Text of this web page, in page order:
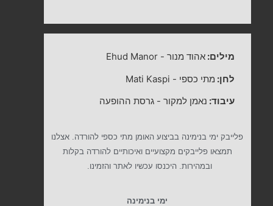
מילים:אהוד מנור -
Ehud Manor
לחן: מתי כספי -
Mati Kaspi
עיבוד: נאמן למקור - גרסת ההופעה
פלייבק ימי בנימינה בביצוע האומן מתי כספי להורדה. אצלנו
תמצאו פלייבקים מקצועיים ואיכותיים להורדה בקלות
ובמהירות. היכנסו עכשיו לאתר והזמינו.
ימי בנימינה